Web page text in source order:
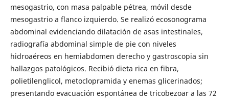
mesogastrio, con masa palpable pétrea, móvil desde
mesogastrio a flanco izquierdo. Se realizó ecosonograma
abdominal evidenciando dilatación de asas intestinales,
radiografía abdominal simple de pie con niveles
hidroaéreos en hemiabdomen derecho y gastroscopia sin
hallazgos patológicos. Recibió dieta rica en fibra,
polietilenglicol, metoclopramida y enemas glicerinados;
presentando evacuación espontánea de tricobezoar a las 72